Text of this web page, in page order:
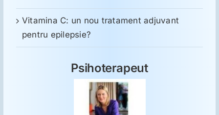
Vitamina C: un nou tratament adjuvant
pentru epilepsie?
Psihoterapeut